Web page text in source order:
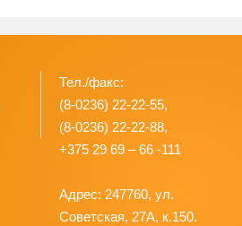
Тел./факс:
(8-0236) 22-22-55,
(8-0236) 22-22-88,
+375 29 69 – 66 -111
Адрес: 247760, ул.
Советская, 27А, к.150.